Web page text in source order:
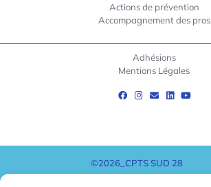
Actions de prévention
Accompagnement des pros
Adhésions
Mentions Légales
©2026_CPTS SUD 28